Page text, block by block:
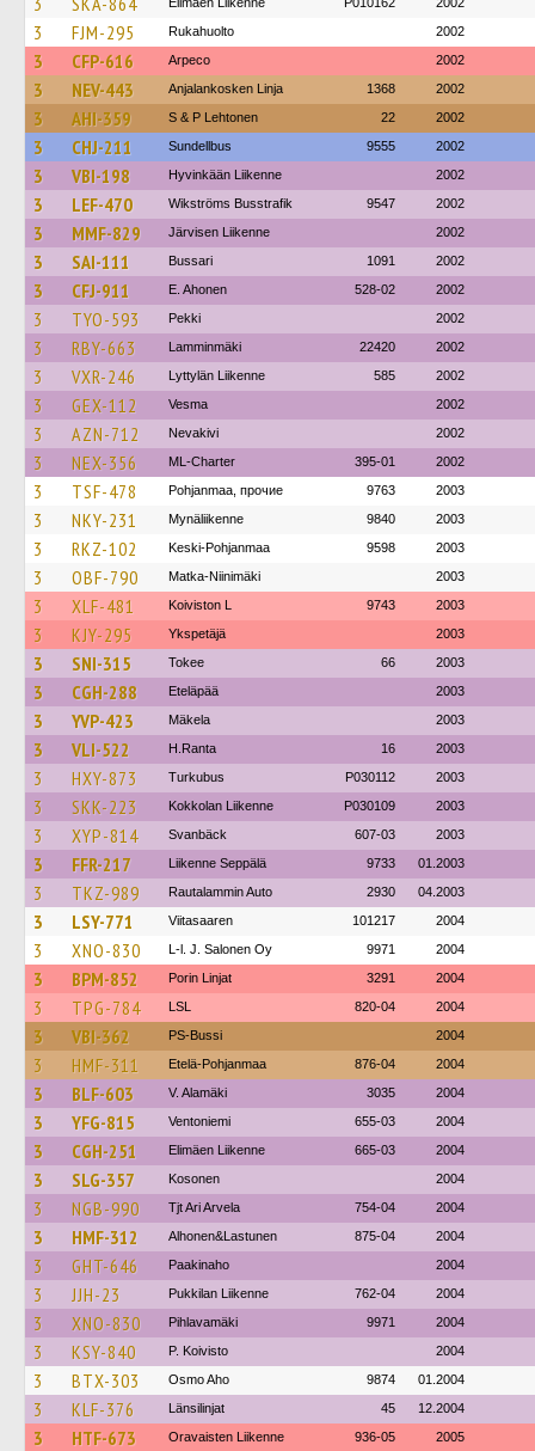
3 FJM-295 Rukahuolto 2002
3 CFP-616 Arpeco 2002
3 NEV-443 Anjalankosken Linja 1368 2002
3 AHI-359 S & P Lehtonen 22 2002
3 CHJ-211 Sundellbus 9555 2002
3 VBI-198 Hyvinkään Liikenne 2002
3 LEF-470 Wikströms Busstrafik 9547 2002
3 MMF-829 Järvisen Liikenne 2002
3 SAI-111 Bussari 1091 2002
3 CFJ-911 E. Ahonen 528-02 2002
3 TYO-593 Pekki 2002
3 RBY-663 Lamminmäki 22420 2002
3 VXR-246 Lyttylän Liikenne 585 2002
3 GEX-112 Vesma 2002
3 AZN-712 Nevakivi 2002
3 NEX-356 ML-Charter 395-01 2002
3 TSF-478 Pohjanmaa, прочие 9763 2003
3 NKY-231 Mynäliikenne 9840 2003
3 RKZ-102 Keski-Pohjanmaa 9598 2003
3 OBF-790 Matka-Niinimäki 2003
3 XLF-481 Koiviston L 9743 2003
3 KJY-295 Ykspetäjä 2003
3 SNI-315 Tokee 66 2003
3 CGH-288 Eteläpää 2003
3 YVP-423 Mäkela 2003
3 VLI-522 H.Ranta 16 2003
3 HXY-873 Turkubus P030112 2003
3 SKK-223 Kokkolan Liikenne P030109 2003
3 XYP-814 Svanbäck 607-03 2003
3 FFR-217 Liikenne Seppälä 9733 01.2003
3 TKZ-989 Rautalammin Auto 2930 04.2003
3 LSY-771 Viitasaaren 101217 2004
3 XNO-830 L-l. J. Salonen Oy 9971 2004
3 BPM-852 Porin Linjat 3291 2004
3 TPG-784 LSL 820-04 2004
3 VBI-362 PS-Bussi 2004
3 HMF-311 Etelä-Pohjanmaa 876-04 2004
3 BLF-603 V. Alamäki 3035 2004
3 YFG-815 Ventoniemi 655-03 2004
3 CGH-251 Elimäen Liikenne 665-03 2004
3 SLG-357 Kosonen 2004
3 NGB-990 Tjt Ari Arvela 754-04 2004
3 HMF-312 Alhonen&Lastunen 875-04 2004
3 GHT-646 Paakinaho 2004
3 JJH-23 Pukkilan Liikenne 762-04 2004
3 XNO-830 Pihlavamäki 9971 2004
3 KSY-840 P. Koivisto 2004
3 BTX-303 Osmo Aho 9874 01.2004
3 KLF-376 Länsilinjat 45 12.2004
3 HTF-673 Oravaisten Liikenne 936-05 2005